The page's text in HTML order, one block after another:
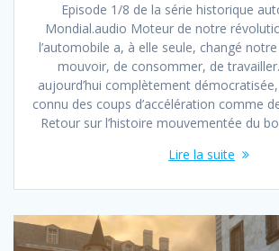
Episode 1/8 de la série historique
Mondial.audio Moteur de notre
l’automobile a, à elle seule, changé
mouvoir, de consommer, de travailler.
aujourd’hui complètement
connu des coups d’accélération comme
Retour sur l’histoire mouvementée du
Lire la suite